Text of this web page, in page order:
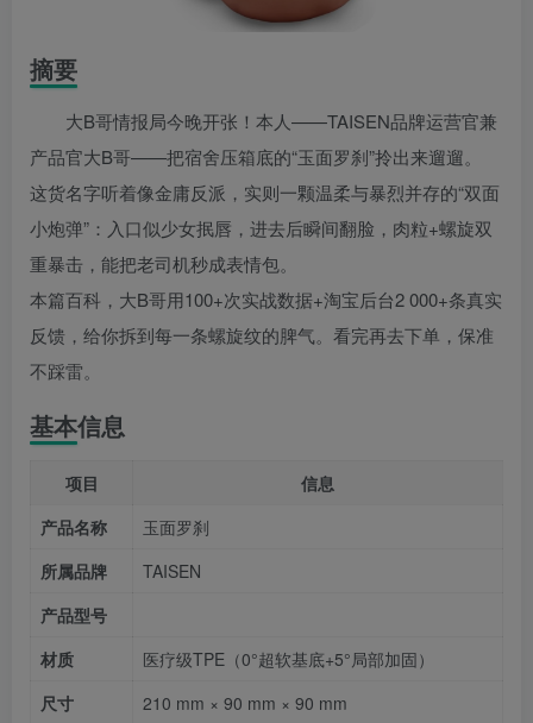
摘要
大B哥情报局今晚开张！本人——TAISEN品牌运营官兼
产品官大B哥——把宿舍压箱底的“玉面罗刹”拎出来遛遛。
这货名字听着像金庸反派，实则一颗温柔与暴烈并存的“双面
小炮弹”：入口似少女抿唇，进去后瞬间翻脸，肉粒+螺旋双
重暴击，能把老司机秒成表情包。
本篇百科，大B哥用100+次实战数据+淘宝后台2 000+条真实
反馈，给你拆到每一条螺旋纹的脾气。看完再去下单，保准
不踩雷。
基本信息
项目
信息
产品名称
玉面罗刹
所属品牌
TAISEN
产品型号
材质
医疗级TPE（0°超软基底+5°局部加固）
尺寸
210 mm × 90 mm × 90 mm